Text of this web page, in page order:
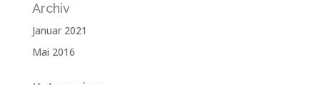
Archiv
Januar 2021
Mai 2016